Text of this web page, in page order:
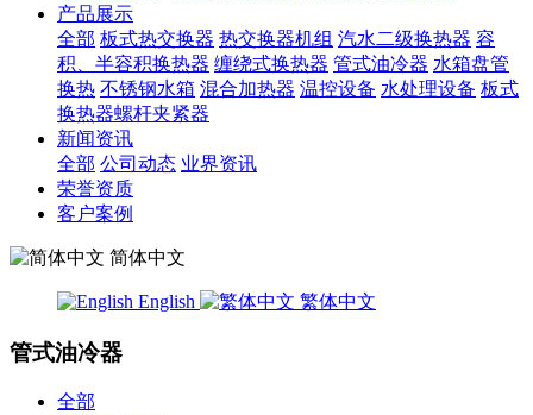
产品展示
全部 板式热交换器 热交换器机组 汽水二级换热器 容
积、半容积换热器 缠绕式换热器 管式油冷器 水箱盘管
换热 不锈钢水箱 混合加热器 温控设备 水处理设备 板式
换热器螺杆夹紧器
新闻资讯
全部 公司动态 业界资讯
荣誉资质
客户案例
简体中文
English 繁体中文
管式油冷器
全部